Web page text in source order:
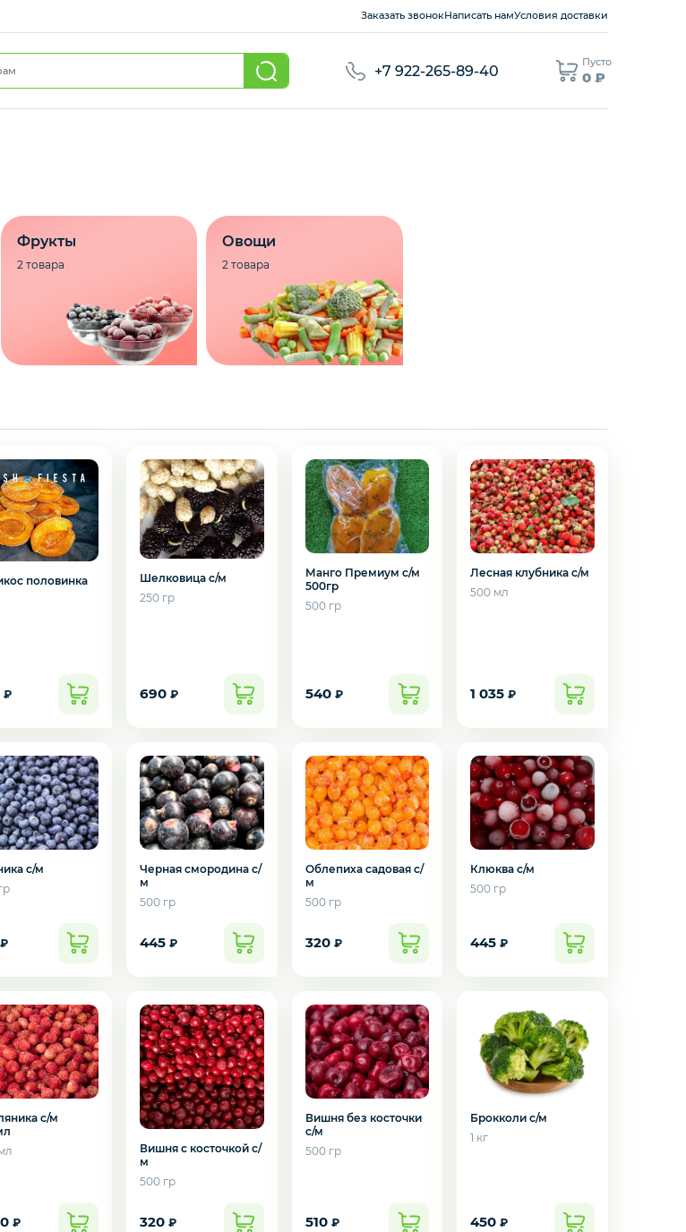
Заказать звонокНаписать намУсловия доставки
+7 922-265-89-40
Пусто
0 ₽
Фрукты
2 товара
Овощи
2 товара
половинка
₽
Шелковица с/м
250 гр
690 ₽
Манго Премиум с/м
500гр
500 гр
540 ₽
Лесная клубника с/м
500 мл
1 035 ₽
с/м
₽
Черная смородина с/
м
500 гр
445 ₽
Облепиха садовая с/
м
500 гр
320 ₽
Клюква с/м
500 гр
445 ₽
с/м
₽
Вишня с косточкой с/
м
500 гр
320 ₽
Вишня без косточки
с/м
500 гр
510 ₽
Брокколи с/м
1 кг
450 ₽
Нет